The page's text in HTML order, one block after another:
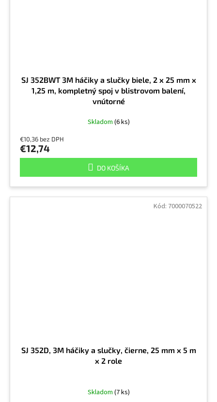
SJ 352BWT 3M háčiky a slučky biele, 2 x 25 mm x
1,25 m, kompletný spoj v blistrovom balení,
vnútorné
Skladom (6 ks)
€10,36 bez DPH
€12,74
DO KOŠÍKA
SJ 352D, 3M háčiky a slučky, čierne, 25 mm x 5 m
x 2 role
Skladom (7 ks)
Kód: 7000070522